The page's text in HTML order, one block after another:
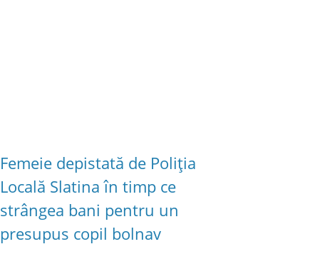
Femeie depistată de Poliția
Locală Slatina în timp ce
strângea bani pentru un
presupus copil bolnav